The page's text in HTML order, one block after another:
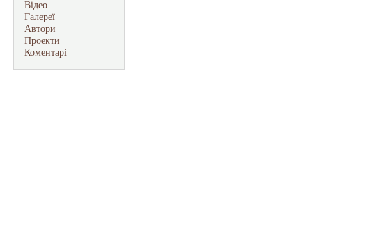
Відео
Галереї
Автори
Проекти
Коментарі